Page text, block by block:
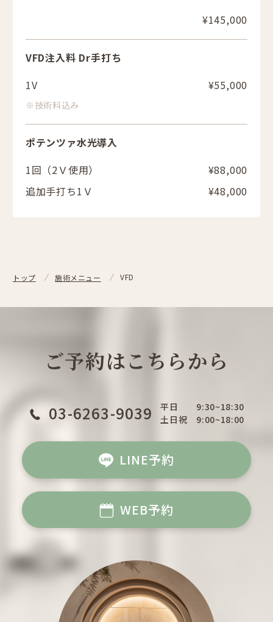
¥145,000
VFD注入料 Dr手打ち
1V
¥55,000
※技術料込み
ポテンツァ水光導入
1回（2Ｖ使用）
¥88,000
追加手打ち1Ｖ
¥48,000
トップ 施術メニュー VFD
ご予約はこちらから
03-6263-9039 平日
9:30~18:30
土日祝
9:00~18:00
LINE予約
WEB予約